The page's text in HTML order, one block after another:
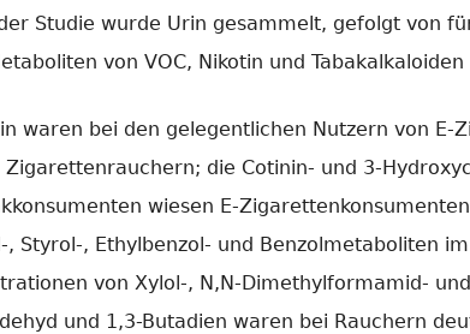
Studie wurde Urin gesammelt, gefolgt von
von VOC, Nikotin und
waren bei den gelegentlichen Nutzern von E-
die Cotinin- und 3-
wiesen E-
Styrol-, Ethylbenzol- und Benzolmetaboliten
von Xylol-, N,N-Dimethylformamid-
und 1,3-Butadien waren bei Rauchern